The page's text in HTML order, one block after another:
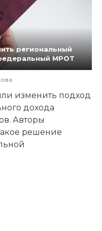
региональный
МРОТ
изменить подход
дохода
Авторы
решение